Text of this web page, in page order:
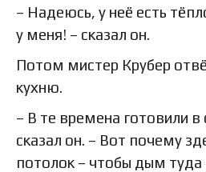
– Надеюсь, у неё есть
у меня! – сказал он.
Потом мистер Крубер
кухню.
– В те времена готовили в
сказал он. – Вот почему
потолок – чтобы дым